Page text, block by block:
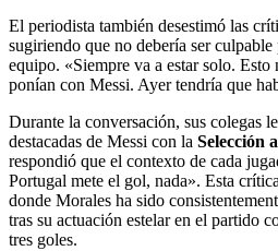
El periodista también desestimó las
sugiriendo que no debería ser
equipo. «Siempre va a estar solo. Esto
ponían con Messi. Ayer tendría que
Durante la conversación, sus colegas
destacadas de Messi con la Selección
respondió que el contexto de cada
Portugal mete el gol, nada». Esta
donde Morales ha sido
tras su actuación estelar en el partido
tres goles.